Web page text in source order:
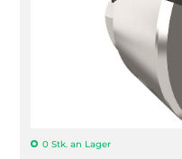
0 Stk. an Lager